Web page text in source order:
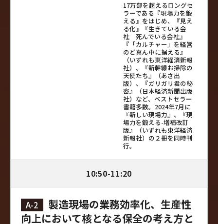
17万部を超えるロングセ
ラーである『現場力を鍛
える』をはじめ、『見え
る化』『生きている会
社 死んでいる会社』
『「カルチャー」を経営
のど真ん中に据える』
（いずれも東洋経済新報
社）、『新幹線お掃除の
天使たち』（あさ出
版）、『ガリガリ君の秘
密』（日本経済新聞出版
社）など、ベストセラー
書籍多数。2024年7月に
『新しい現場力』、『現
場力を鍛える-増補改訂
版』（いずれも東洋経済
新報社）の２冊を同時刊
行。
10:50-11:20
A-2
製造現場の業務効率化、生産性
向上において核となる保全の考え方と